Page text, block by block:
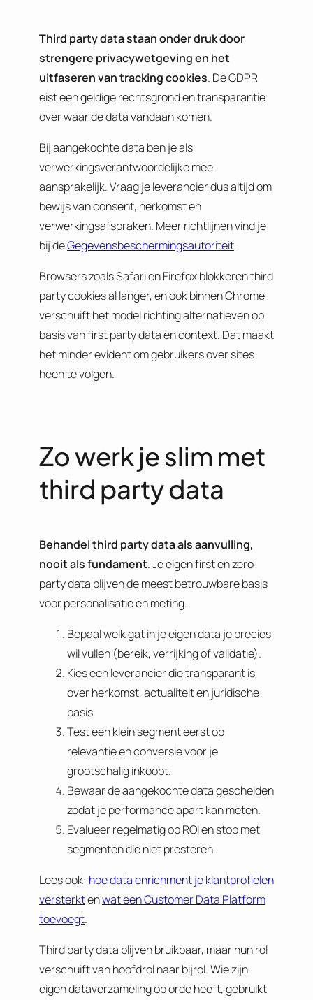
Third party data staan onder druk door
strengere privacywetgeving en het
uitfaseren van tracking cookies. De GDPR
eist een geldige rechtsgrond en transparantie
over waar de data vandaan komen.
Bij aangekochte data ben je als
verwerkingsverantwoordelijke mee
aansprakelijk. Vraag je leverancier dus altijd om
bewijs van consent, herkomst en
verwerkingsafspraken. Meer richtlijnen vind je
bij deGegevensbeschermingsautoriteit.
Browsers zoals Safari en Firefox blokkeren third
party cookies al langer, en ook binnen Chrome
verschuift het model richting alternatieven op
basis van first party data en context. Dat maakt
het minder evident om gebruikers over sites
heen te volgen.
Zo werk je slim met
third party data
Behandel third party data als aanvulling,
nooit als fundament. Je eigen first en zero
party data blijven de meest betrouwbare basis
voor personalisatie en meting.
Bepaal welk gat in je eigen data je precies
wil vullen (bereik, verrijking of validatie).
Kies een leverancier die transparant is
over herkomst, actualiteit en juridische
basis.
Test een klein segment eerst op
relevantie en conversie voor je
grootschalig inkoopt.
Bewaar de aangekochte data gescheiden
zodat je performance apart kan meten.
Evalueer regelmatig op ROI en stop met
segmenten die niet presteren.
Lees ook: hoe data enrichment je klantprofielen
versterktenwat een Customer Data Platform
toevoegt.
Third party data blijven bruikbaar, maar hun rol
verschuift van hoofdrol naar bijrol. Wie zijn
eigen dataverzameling op orde heeft, gebruikt